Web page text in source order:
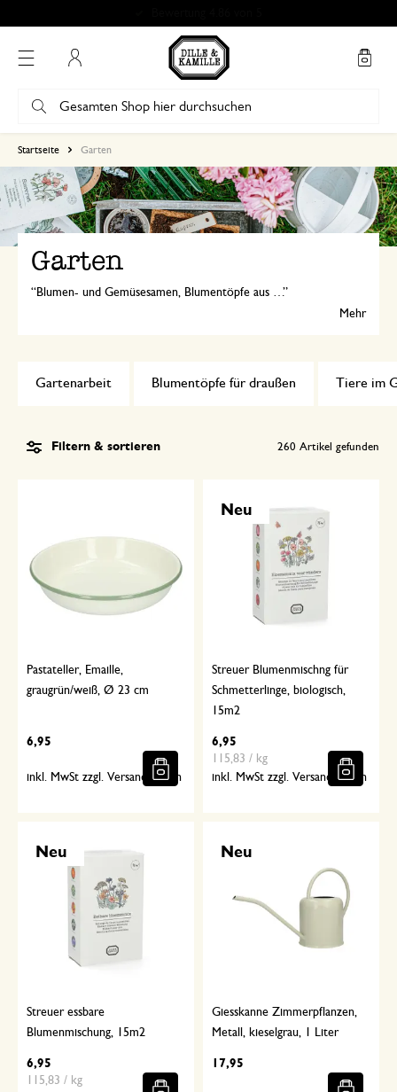
Startseite Garten
Garten
Blumen- und Gemüsesamen, Blumentöpfe aus Terrakotta, Gartenutensilien, Outdoor-Kissen, Windlichter und Insektenhotels: Mit Dille & Kamille gestalten Sie Ihren Garten oder Balkon grün und gemütlich!
Mehr
Gartenarbeit Blumentöpfe für draußen Tiere im
Filtern & sortieren 260 Artikel gefunden
Pastateller, Emaille,
graugrün/weiß, Ø 23 cm
6,95
inkl. MwSt zzgl. Versandkosten
Neu
Streuer Blumenmischng für
Schmetterlinge, biologisch,
15m2
6,95
115,83 / kg
inkl. MwSt zzgl. Versandkosten
Neu
Streuer essbare
Blumenmischung, 15m2
6,95
115,83 / kg
Neu
Giesskanne Zimmerpflanzen,
Metall, kieselgrau, 1 Liter
17,95